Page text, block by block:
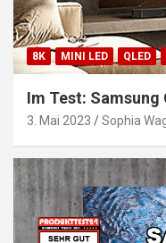
8K MINI LED QLED
Im Test: Samsung
3. Mai 2023 Sophia